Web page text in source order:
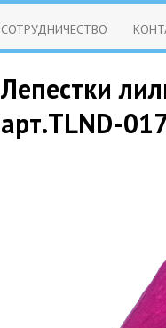
СОТРУДНИЧЕСТВО
Лепестки
арт.TLND-